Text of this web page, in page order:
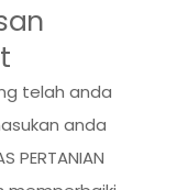
telah anda
anda